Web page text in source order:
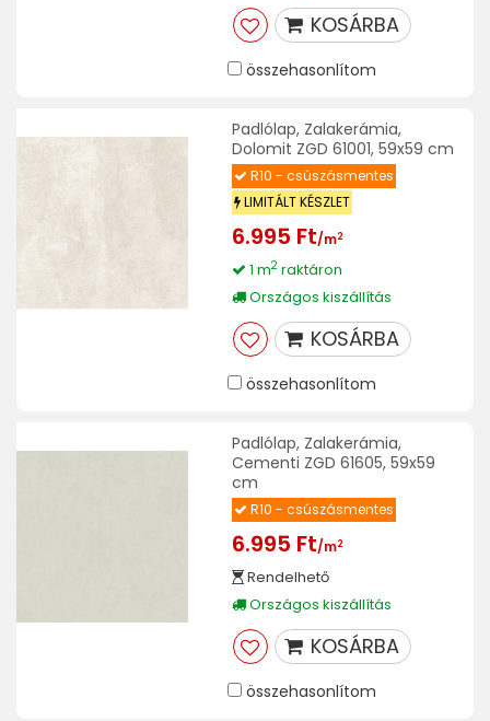
KOSÁRBA
összehasonlítom
Padlólap, Zalakerámia,
Dolomit ZGD 61001, 59x59 cm
R10 - csúszásmentes
LIMITÁLT KÉSZLET
6.995 Ft/m2
1 m2raktáron
Országos kiszállítás
KOSÁRBA
összehasonlítom
Padlólap, Zalakerámia,
Cementi ZGD 61605, 59x59
cm
R10 - csúszásmentes
6.995 Ft/m2
Rendelhető
Országos kiszállítás
KOSÁRBA
összehasonlítom